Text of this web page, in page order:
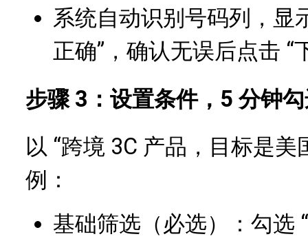
系统自动识别号码列，显
正确”，确认无误后点击 “
步骤 3：设置条件，5 分钟
以 “跨境 3C 产品，目标是
例：
基础筛选（必选）：勾选